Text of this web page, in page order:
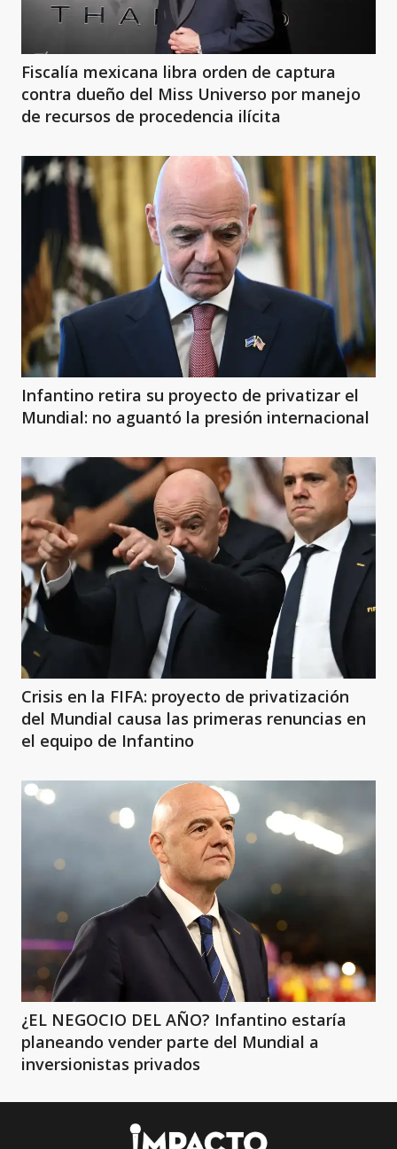
Fiscalía mexicana libra orden de captura
contra dueño del Miss Universo por manejo
de recursos de procedencia ilícita
Infantino retira su proyecto de privatizar el
Mundial: no aguantó la presión internacional
Crisis en la FIFA: proyecto de privatización
del Mundial causa las primeras renuncias en
el equipo de Infantino
¿EL NEGOCIO DEL AÑO? Infantino estaría
planeando vender parte del Mundial a
inversionistas privados